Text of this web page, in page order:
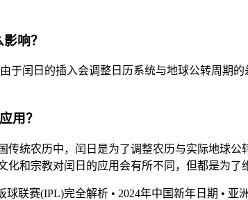
响？
于闰日的插入会调整日历系统与地球公转周期
用？
传统农历中，闰日是为了调整农历与实际地球
和宗教对闰日的应用会有所不同，但都是为了
球联赛(IPL)完全解析 • 2024年中国新年日期 • 亚